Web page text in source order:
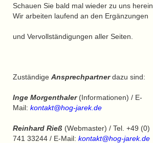
Schauen Sie bald mal wieder zu uns herein.
Wir arbeiten laufend an den Ergänzungen
und Vervollständigungen aller Seiten.
Zuständige Ansprechpartnerdazu sind:
Inge Morgenthaler(Informationen) / E-
Mail: kontakt@hog-jarek.de
Reinhard Rieß (Webmaster) / Tel. +49 (0)
741 33244 / E-Mail: kontakt@hog-jarek.de